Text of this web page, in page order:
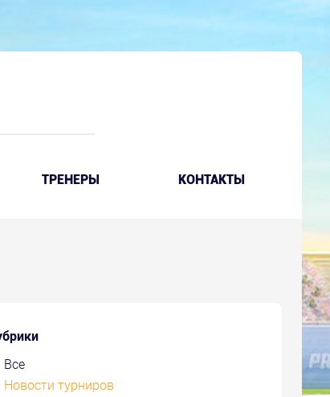
ТРЕНЕРЫ КОНТАКТЫ
Все
Новости турниров